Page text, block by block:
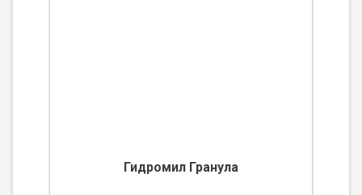
Гидромил Гранула